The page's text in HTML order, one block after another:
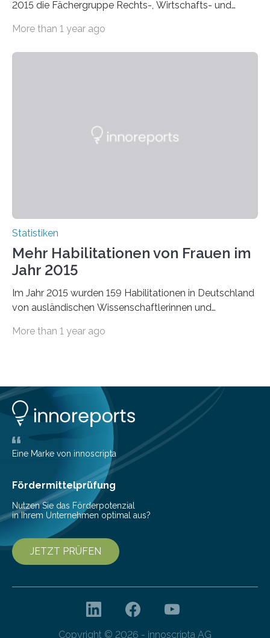
2015 die Fächergruppe Rechts-, Wirtschafts- und
bei…
More than 1 year ago
Statistiken
Mehr Habilitationen von Frauen im
Jahr 2015
Im Jahr 2015 wurden 159 Habilitationen in Deutschland
von ausländischen Wissenschaftlerinnen und
More than 1 year ago
Eine Marke von innoscripta
Fördermittelprüfung
Nutzen Sie das Förderpotenzial
in Ihrem Unternehmen optimal aus?
JETZT PRÜFEN
Copyright © 2026 - innoscripta AG